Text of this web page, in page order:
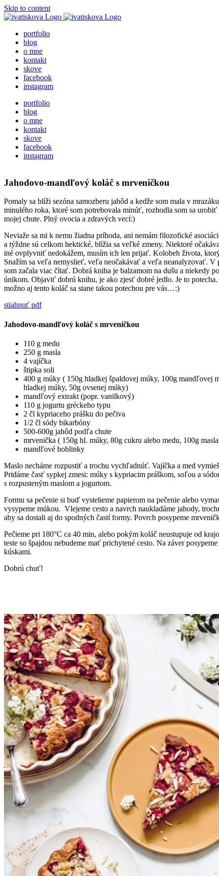
Skip to content
portfolio
blog
o mne
kontakt
skove
facebook
instagram
portfolio
blog
o mne
kontakt
skove
facebook
instagram
Jahodovo-mandľový koláč s mrveničkou
Pomaly sa blíži sezóna samozberu jahôd a kedže som mala v
minulého roka, ktoré som potrebovala minúť, rozhodla som sa
mojej chute. Plný ovocia a zdravých vecí:)
Neviaže sa mi k nemu žiadna príhoda, ani nemám filozofické
a týždne sú celkom hektické, blížia sa veľké zmeny. Niektoré
iné ovplyvniť nedokážem, musím ich len prijať. Kolobeh života,
Snažím sa veľa nemyslieť, veľa neočakávať a veľa neanalyzovať. V
som začala viac čítať. Dobrá kniha je balzamom na dušu a niekedy
únikom. Objaviť dobrú knihu, je ako zjesť dobré jedlo. Je to
možno aj tento koláč sa stane takou potechou pre vás…:)
stiahnuť pdf
Jahodovo-mandľový koláč s mrveničkou
110 g medu
250 g masla
4 vajíčka
štipka soli
400 g múky ( 150g hladkej špaldovej múky, 100g mandľovej
hladkej múky, 50g ovsenej múky)
mandľový extrakt (popr. vanilkový)
110 g jogurtu gréckeho typu
2 čl kypriaceho prášku do pečiva
1/2 čl sódy bikarbóny
500-600g jahôd podľa chute
mrvenička ( 150g hl. múky, 80g cukru alebo medu, 100g
mandľové hoblinky
Maslo necháme rozpustiť a trochu vychľadnúť. Vajíčka a med
Pridáme časť sypkej zmesi: múky s kypriacim práškom, soľou a
s rozpusteným maslom a jogurtom.
Formu sa pečenie si buď vystelieme papierom na pečenie alebo
vysypeme múkou. Vlejeme cesto a navrch naukladáme jahody,
aby sa dostali aj do spodných častí formy. Povrch posypeme
Pečieme pri 180°C ca 40 min, alebo pokým koláč neustupuje od
teste so špajdou nebudeme mať prichytené cesto. Na záver
kúskami.
Dobrú chuť!